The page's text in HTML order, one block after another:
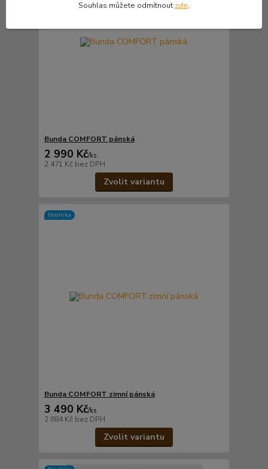
Bunda COMFORT pánská
2 990 Kč/ks
2 471 Kč bez DPH
Zvolit variantu
Novinka
Bunda COMFORT zimní pánská
3 490 Kč/ks
2 884 Kč bez DPH
Zvolit variantu
Souhlas můžete odmítnout zde.